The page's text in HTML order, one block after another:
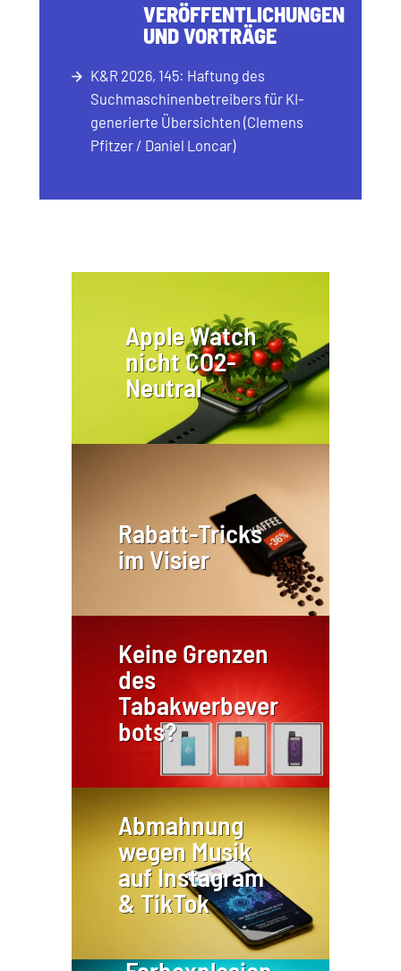
VERÖFFENTLICHUNGEN
UND VORTRÄGE
K&R 2026, 145: Haftung des
Suchmaschinenbetreibers für KI-
generierte Übersichten (Clemens
Pfitzer / Daniel Loncar)
Apple Watch
nicht CO2-
Neutral
Rabatt-Tricks
im Visier
Keine Grenzen
des
Tabakwerbever
bots?
Abmahnung
wegen Musik
auf Instagram
& TikTok